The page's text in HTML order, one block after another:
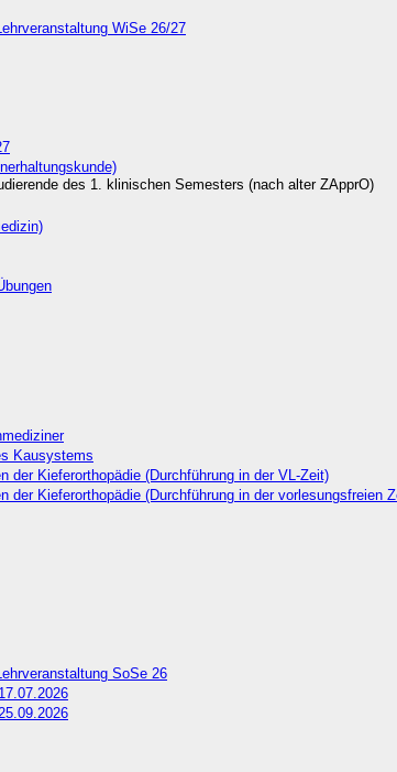
WiSe 26/27
des 1. klinischen Semesters (nach alter ZApprO)
Kausystems
der Kieferorthopädie (Durchführung in der VL-Zeit)
der Kieferorthopädie (Durchführung in der vorlesungsfreien
SoSe 26